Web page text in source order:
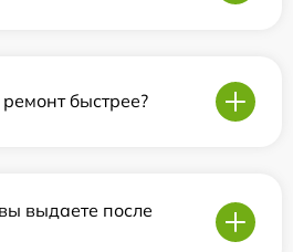
быстрее?
выдаете после